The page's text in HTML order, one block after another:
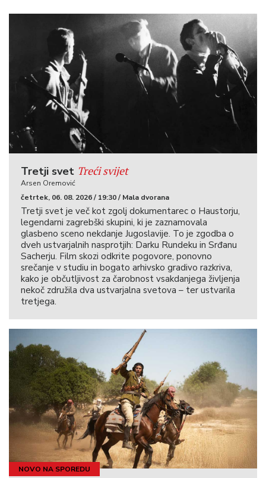
Tretji svet Treći svijet
Arsen Oremović
četrtek, 06. 08. 2026 / 19:30 / Mala dvorana
Tretji svet je več kot zgolj dokumentarec o Haustorju,
legendarni zagrebški skupini, ki je zaznamovala
glasbeno sceno nekdanje Jugoslavije. To je zgodba o
dveh ustvarjalnih nasprotjih: Darku Rundeku in Srđanu
Sacherju. Film skozi odkrite pogovore, ponovno
srečanje v studiu in bogato arhivsko gradivo razkriva,
kako je občutljivost za čarobnost vsakdanjega življenja
nekoč združila dva ustvarjalna svetova – ter ustvarila
tretjega.
NOVO NA SPOREDU